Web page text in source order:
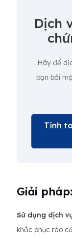
Dịch
Hãy để
bạn bởi
Tính
Giải pháp:
Sử dụng dịch
khắc phục rào